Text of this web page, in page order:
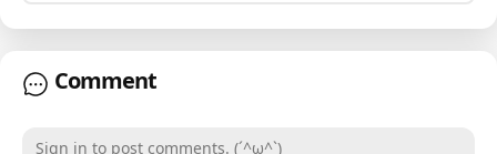
做了个草草了事的结尾
移除了那个死活删不掉的js拓展（现在查明了删不
Comment